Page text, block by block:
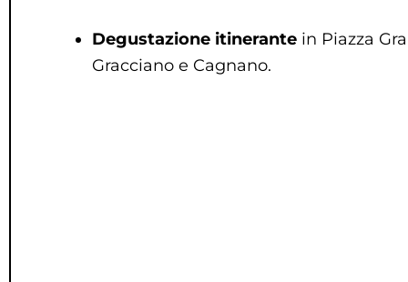
Degustazione itinerantein Piazza
Gracciano e Cagnano.